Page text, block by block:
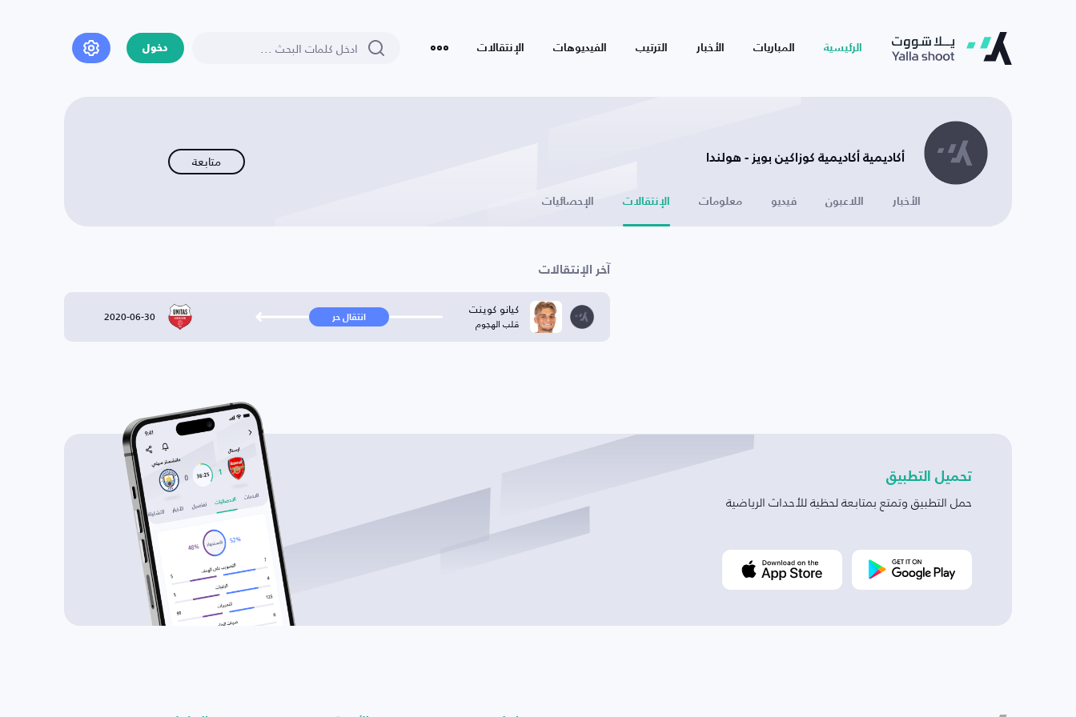
الرئيسية المباريات الأخبار الترتيب الفيديوهات الإنتقالات دخول
أكاديمية أكاديمية كوزاكين بويز - هولندا متابعة
الأخبار اللاعبون فيديو معلومات الإنتقالات الإحصائيات
آخر الإنتقالات
كيانو كوينت
قلب الهجوم انتقال حر 2020-06-30
تحميل التطبيق
حمل التطبيق وتمتع بمتابعة لحظية للأحداث الرياضية